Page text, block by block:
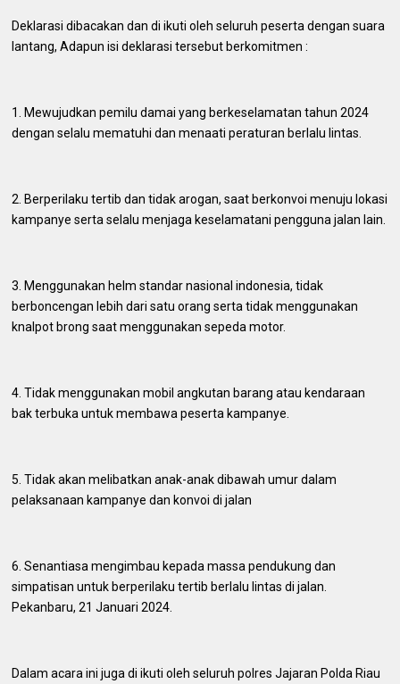
Deklarasi dibacakan dan di ikuti oleh seluruh peserta dengan suara
lantang, Adapun isi deklarasi tersebut berkomitmen :
1. Mewujudkan pemilu damai yang berkeselamatan tahun 2024
dengan selalu mematuhi dan menaati peraturan berlalu lintas.
2. Berperilaku tertib dan tidak arogan, saat berkonvoi menuju lokasi
kampanye serta selalu menjaga keselamatani pengguna jalan lain.
3. Menggunakan helm standar nasional indonesia, tidak
berboncengan lebih dari satu orang serta tidak menggunakan
knalpot brong saat menggunakan sepeda motor.
4. Tidak menggunakan mobil angkutan barang atau kendaraan
bak terbuka untuk membawa peserta kampanye.
5. Tidak akan melibatkan anak-anak dibawah umur dalam
pelaksanaan kampanye dan konvoi di jalan
6. Senantiasa mengimbau kepada massa pendukung dan
simpatisan untuk berperilaku tertib berlalu lintas di jalan.
Pekanbaru, 21 Januari 2024.
Dalam acara ini juga di ikuti oleh seluruh polres Jajaran Polda Riau